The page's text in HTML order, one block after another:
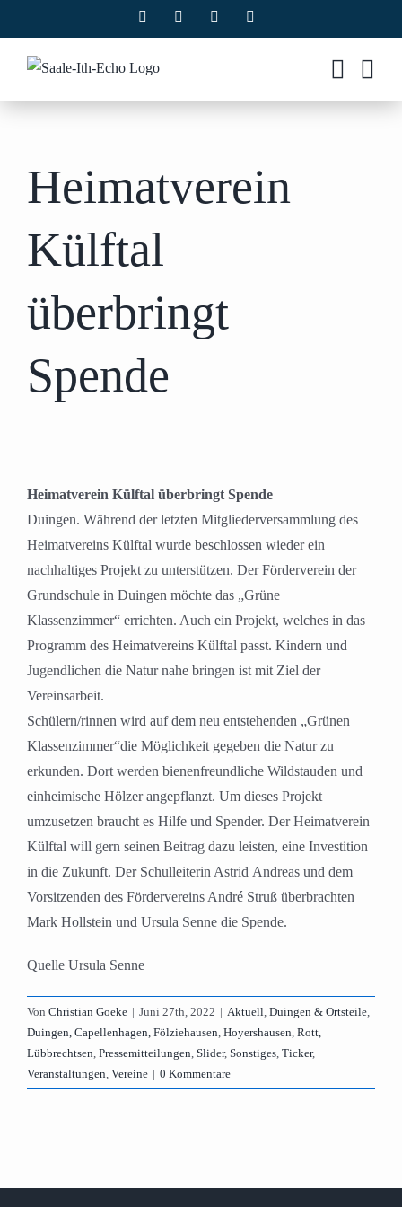
Inhalt
springen
Facebook Instagram
Heimatverein
Külftal
überbringt
Spende
Heimatverein Külftal überbringt Spende
Duingen. Während der letzten Mitgliederversammlung des
Heimatvereins Külftal wurde beschlossen wiederein
nachhaltiges Projekt zu unterstützen. Der Förderverein der
Grundschule in Duingen möchte das „Grüne
Klassenzimmer“ errichten. Auch ein Projekt, welches in das
Programm des Heimatvereins Külftal passt. Kindern und
Jugendlichen die Natur nahe bringen ist mit Ziel der
Vereinsarbeit.
Schülern/rinnen wird auf dem neu entstehenden „Grünen
Klassenzimmer“die Möglichkeit gegeben die Natur zu
erkunden. Dort werden bienenfreundliche Wildstauden und
einheimische Hölzerangepflanzt. Um dieses Projekt
umzusetzen braucht es Hilfe und Spender. Der Heimatverein
Külftal will gern seinen Beitrag dazu leisten, eine Investition
in die Zukunft. Der Schulleiterin Astrid Andreas und dem
Vorsitzenden des Fördervereins André Struß überbrachten
Mark Hollstein und Ursula Senne die Spende.
Quelle Ursula Senne
Von Christian Goeke | Juni 27th, 2022 | Aktuell, Duingen & Ortsteile,
Duingen, Capellenhagen, Fölziehausen, Hoyershausen, Rott,
Lübbrechtsen, Pressemitteilungen, Slider, Sonstiges, Ticker,
Veranstaltungen, Vereine | 0 Kommentare